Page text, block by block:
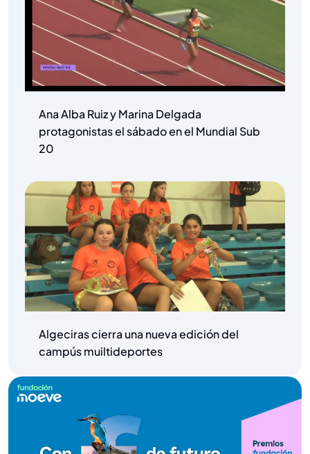
Ana Alba Ruiz y Marina Delgada
protagonistas el sábado en el Mundial Sub
20
Algeciras cierra una nueva edición del
campús muiltideportes